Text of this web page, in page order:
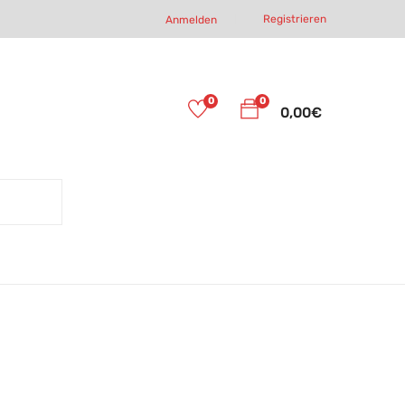
Registrieren
Anmelden
0
0,00€
0